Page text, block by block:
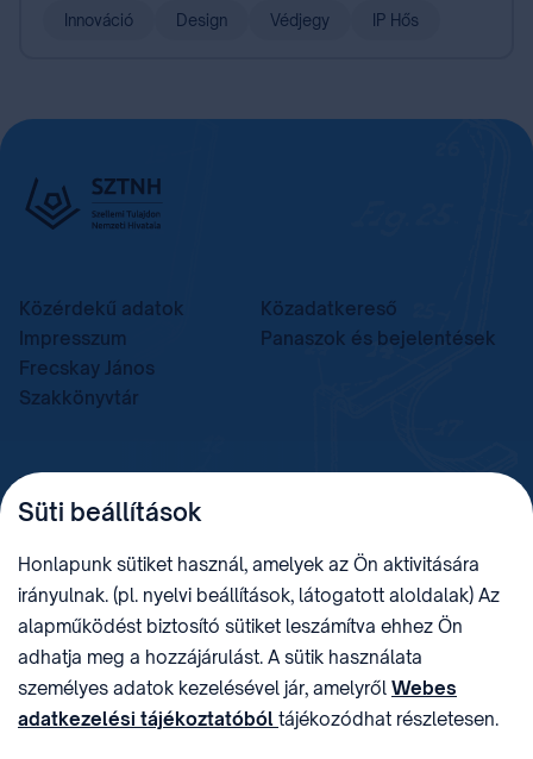
Innováció Design Védjegy IP Hős
Közérdekű adatok
Közadatkereső
Impresszum
Panaszok és bejelentések
Frecskay János
Szakkönyvtár
TELEFON
+36 (1) 312 4400
sztnh@hipo.gov.hu 15311746-2-42
CÍM
1081 Budapest II. János
Pál pápa tér 7.
HIVATAL RÖVID NEVE
SZTNHOPS, KRID:
174434905
KÖZÖSSÉGI MÉDIA
Süti beállítások
Honlapunk sütiket használ, amelyek az Ön aktivitására
irányulnak. (pl. nyelvi beállítások, látogatott aloldalak) Az
alapműködést biztosító sütiket leszámítva ehhez Ön
adhatja meg a hozzájárulást. A sütik használata
személyes adatok kezelésével jár, amelyről Webes
adatkezelési tájékoztatóból tájékozódhat részletesen.